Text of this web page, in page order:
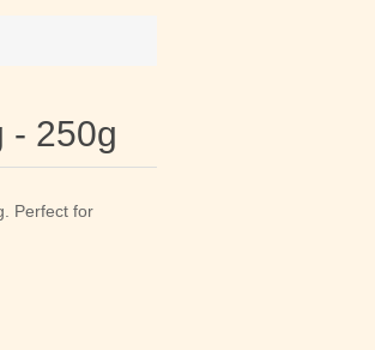
- 250g
Perfect for